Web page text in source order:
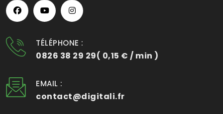
TÉLÉPHONE :
0826 38 29 29( 0,15 € / min )
EMAIL :
contact@digitali.fr